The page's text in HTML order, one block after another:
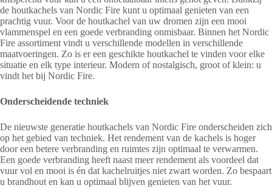
de houtkachels van Nordic Fire kunt u optimaal genieten van een
prachtig vuur. Voor de houtkachel van uw dromen zijn een mooi
vlammenspel en een goede verbranding onmisbaar. Binnen het Nordic
Fire assortiment vindt u verschillende modellen in verschillende
maatvoeringen. Zo is er een geschikte houtkachel te vinden voor elke
situatie en elk type interieur. Modern of nostalgisch, groot of klein: u
vindt het bij Nordic Fire.
Onderscheidende techniek
De nieuwste generatie houtkachels van Nordic Fire onderscheiden zich
op het gebied van techniek. Het rendement van de kachels is hoger
door een betere verbranding en ruimtes zijn optimaal te verwarmen.
Een goede verbranding heeft naast meer rendement als voordeel dat
vuur vol en mooi is én dat kachelruitjes niet zwart worden. Zo bespaart
u brandhout en kan u optimaal blijven genieten van het vuur.